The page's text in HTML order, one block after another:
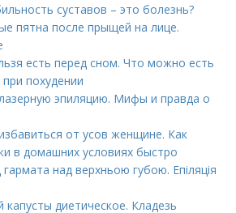
суставов – это болезнь?
пятна после прыщей на лице.
есть перед сном. Что можно есть
похудении
эпиляцию. Мифы и правда о
от усов женщине. Как
в домашних условиях быстро
гармата над верхньою губою. Епіляція
диетическое. Кладезь